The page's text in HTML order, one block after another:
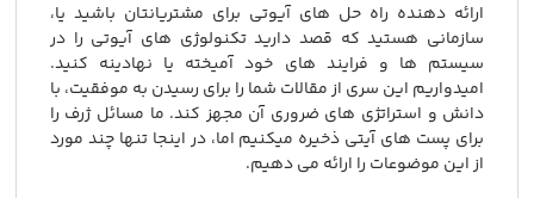
ارائه دهنده راه حل های آیوتی برای مشتریانتان باشید یا،
سازمانی هستید که قصد دارید تکنولوژی های آیوتی را در
سیستم ها و فرایند های خود آمیخته یا نهادینه کنید.
امیدواریم این سری از مقالات شما را برای رسیدن به موفقیت، با
دانش و استراتژی های ضروری آن مجهز کند. ما مسائل ژرف را
برای پست های آیتی ذخیره میکنیم اما، در اینجا تنها چند مورد
از این موضوعات را ارائه می دهیم.